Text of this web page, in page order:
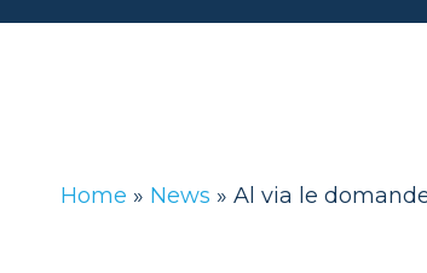
Home » News » Al via le